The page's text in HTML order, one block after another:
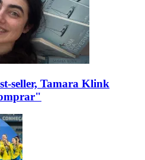
seller, Tamara Klink